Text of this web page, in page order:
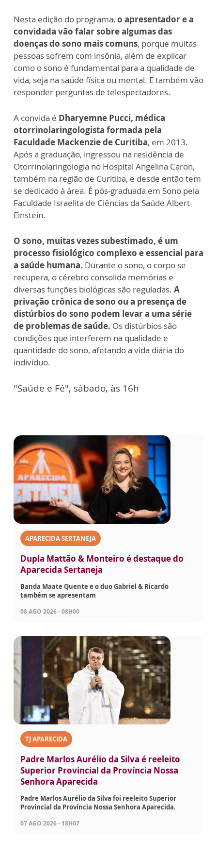
Nesta edição do programa, o apresentador e a
convidada vão falar sobre algumas das
doenças do sono mais comuns, porque muitas
pessoas sofrem com insônia, além de explicar
como o sono é fundamental para a qualidade de
vida, seja na saúde física ou mental. E também vão
responder perguntas de telespectadores.
A convida é Dharyemne Pucci, médica
otorrinolaringologista formada pela
Faculdade Mackenzie de Curitiba, em 2013.
Após a graduação, ingressou na residência de
Otorrinolaringologia no Hospital Angelina Caron,
também na região de Curitiba, e desde então tem
se dedicado à área. É pós-graduada em Sono pela
Faculdade Israelita de Ciências da Saúde Albert
Einstein.
O sono, muitas vezes subestimado, é um
processo fisiológico complexo e essencial para
a saúde humana. Durante o sono, o corpo se
recupera, o cérebro consolida memórias e
diversas funções biológicas são reguladas. A
privação crônica de sono ou a presença de
distúrbios do sono podem levar a uma série
de problemas de saúde. Os distúrbios são
condições que interferem na qualidade e
quantidade do sono, afetando a vida diária do
indivíduo.
"Saúde e Fé", sábado, às 16h
APARECIDA SERTANEJA
Dupla Mattão & Monteiro é destaque do
Aparecida Sertaneja
Banda Maate Quente e o duo Gabriel & Ricardo
também se apresentam
08 AGO 2026 - 08H00
TJ APARECIDA
Padre Marlos Aurélio da Silva é reeleito
Superior Provincial da Província Nossa
Senhora Aparecida
Padre Marlos Aurélio da Silva foi reeleito Superior
Provincial da Província Nossa Senhora Aparecida.
07 AGO 2026 - 18H07